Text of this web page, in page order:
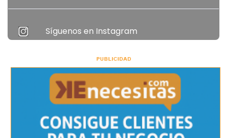
Síguenos en Instagram